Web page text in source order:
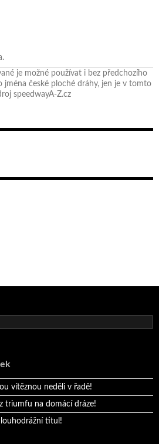
je možné používat i bez předchozího
jména české ploché dráhy, jen je v tomto
speedwayA-Z.cz
triumfu na domácí dráze!
titul!
vítěznou neděli v řadě!
triumfu na domácí dráze!
titul!